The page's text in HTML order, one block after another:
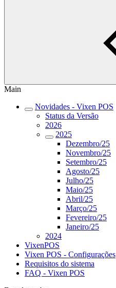
Main
Novidades - Vixen POS
Status da Versão
2026
2025
Dezembro/25
Novembro/25
Setembro/25
Agosto/25
Julho/25
Maio/25
Abril/25
Março/25
Fevereiro/25
Janeiro/25
2024
VixenPOS
Vixen POS - Configurações
Requisitos do sistema
FAQ - Vixen POS